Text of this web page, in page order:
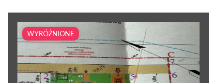
WYRÓŻNIONE